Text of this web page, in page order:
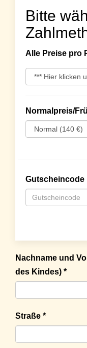
Bitte
Alle Preise pro
Normalpreis/
Gutscheincode
Nachname und
des Kindes) *
Straße *